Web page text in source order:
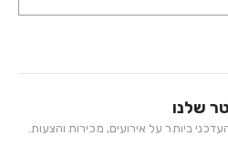
שלנו
ביותר על אירועים, מכירות והצעות.